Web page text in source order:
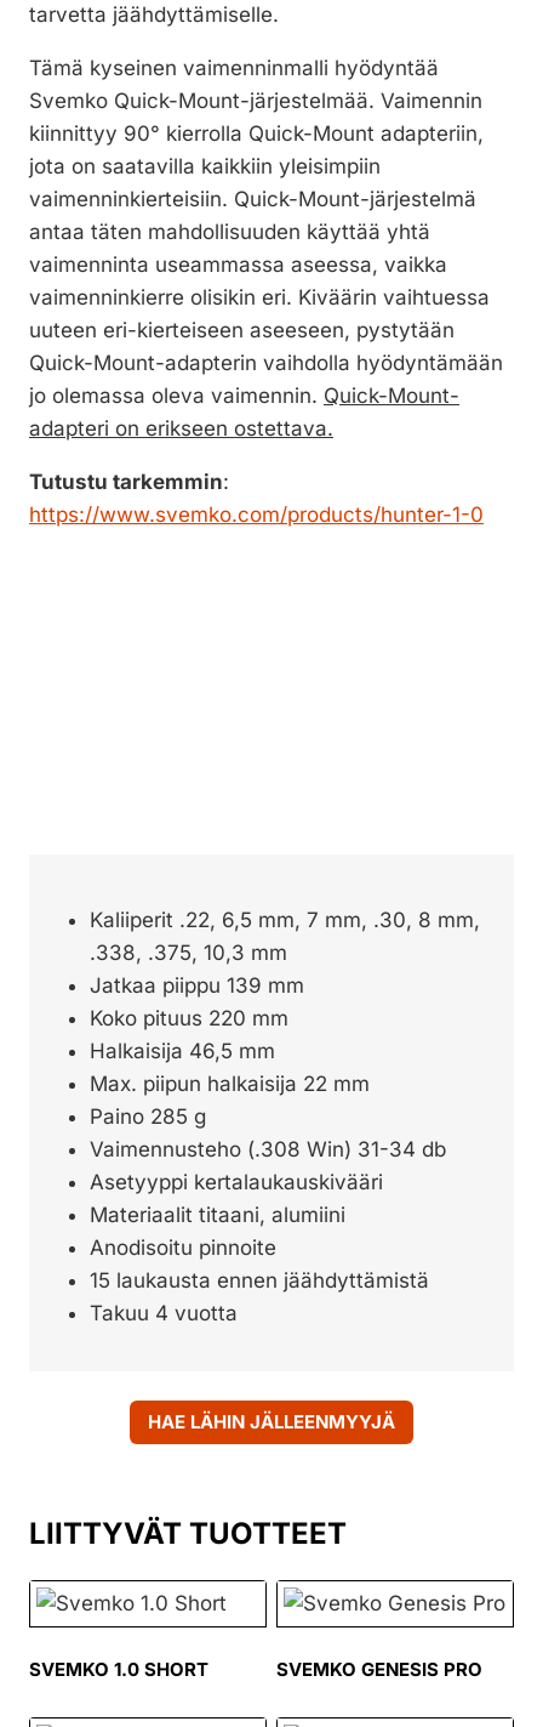
tarvetta jäähdyttämiselle.
Tämä kyseinen vaimenninmalli hyödyntää
Svemko Quick-Mount-järjestelmää. Vaimennin
kiinnittyy 90° kierrolla Quick-Mount adapteriin,
jota on saatavilla kaikkiin yleisimpiin
vaimenninkierteisiin. Quick-Mount-järjestelmä
antaa täten mahdollisuuden käyttää yhtä
vaimenninta useammassa aseessa, vaikka
vaimenninkierre olisikin eri. Kiväärin vaihtuessa
uuteen eri-kierteiseen aseeseen, pystytään
Quick-Mount-adapterin vaihdolla hyödyntämään
jo olemassa oleva vaimennin. Quick-Mount-
adapteri on erikseen ostettava.
Tutustu tarkemmin:
https://www.svemko.com/products/hunter-1-0
Kaliiperit .22, 6,5 mm, 7 mm, .30, 8 mm,
.338, .375, 10,3 mm
Jatkaa piippu 139 mm
Koko pituus 220 mm
Halkaisija 46,5 mm
Max. piipun halkaisija 22 mm
Paino 285 g
Vaimennusteho (.308 Win) 31-34 db
Asetyyppi kertalaukauskivääri
Materiaalit titaani, alumiini
Anodisoitu pinnoite
15 laukausta ennen jäähdyttämistä
Takuu 4 vuotta
HAE LÄHIN JÄLLEENMYYJÄ
LIITTYVÄT TUOTTEET
SVEMKO 1.0 SHORT SVEMKO GENESIS PRO